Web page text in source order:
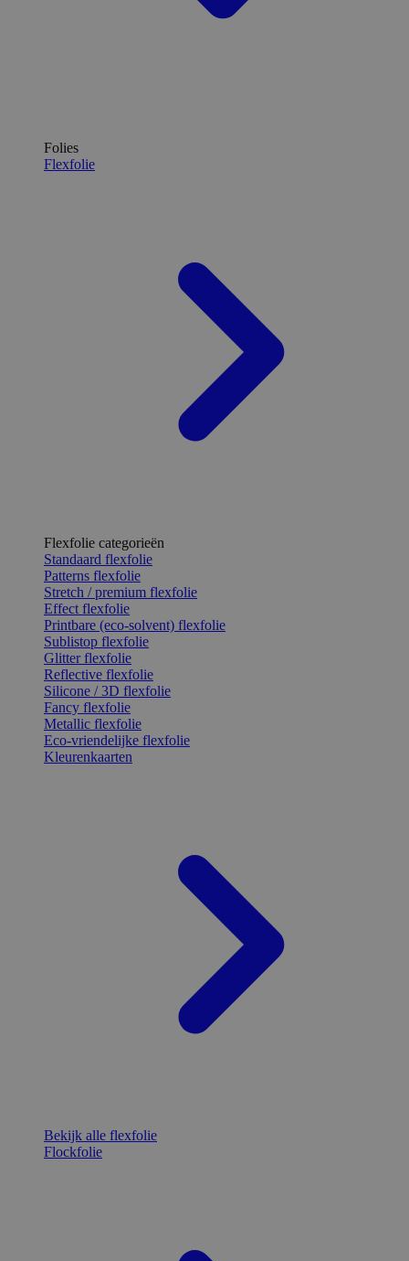
Folies
Flexfolie
Flexfolie categorieën
Standaard flexfolie
Patterns flexfolie
Stretch / premium flexfolie
Effect flexfolie
Printbare (eco-solvent) flexfolie
Sublistop flexfolie
Glitter flexfolie
Reflective flexfolie
Silicone / 3D flexfolie
Fancy flexfolie
Metallic flexfolie
Eco-vriendelijke flexfolie
Kleurenkaarten
Bekijk alle flexfolie
Flockfolie